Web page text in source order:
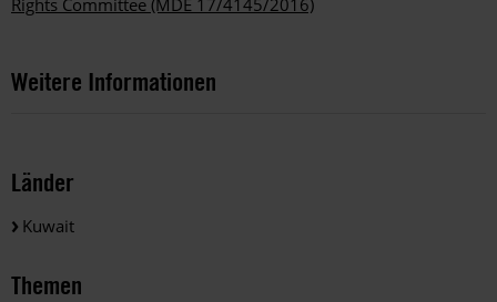
Weitere Informationen
Länder
Kuwait
Themen